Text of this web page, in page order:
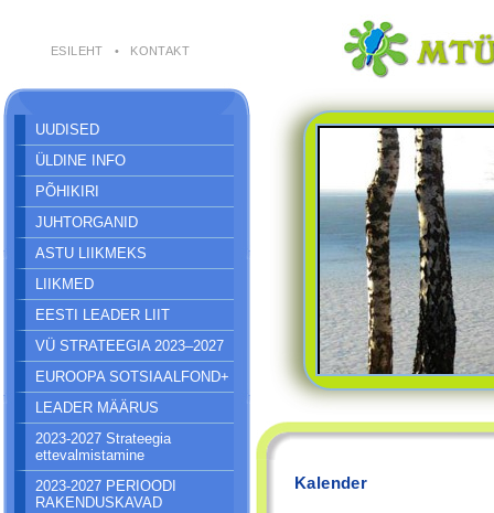
ESILEHT • KONTAKT
UUDISED
ÜLDINE INFO
PÕHIKIRI
JUHTORGANID
ASTU LIIKMEKS
LIIKMED
EESTI LEADER LIIT
VÜ STRATEEGIA 2023–2027
EUROOPA SOTSIAALFOND+
LEADER MÄÄRUS
2023-2027 Strateegia
ettevalmistamine
2023-2027 PERIOODI
RAKENDUSKAVAD
Kalender